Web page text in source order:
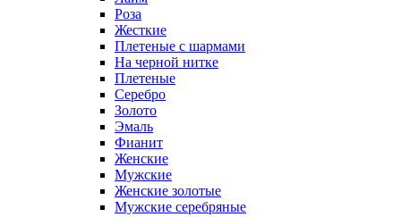
Роза
Жесткие
Плетеные с шармами
На черной нитке
Плетеные
Серебро
Золото
Эмаль
Фианит
Женские
Мужские
Женские золотые
Мужские серебряные